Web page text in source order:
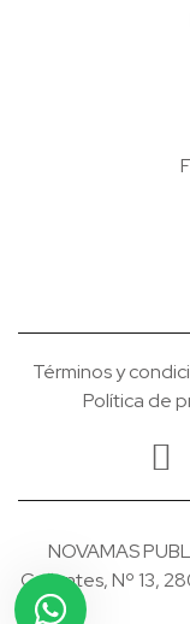
Términos y
Política de
NOVAMAS
Collantes, Nº 13,